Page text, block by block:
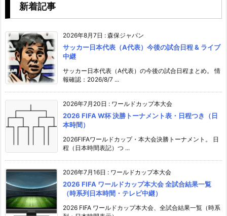
新着記事
2026年8月7日 : 森保ジャパン
サッカー日本代表（A代表）今後の試合日程 & ライブ
中継
サッカー日本代表（A代表）の今後の試合日程まとめ。 情
報確認：2026/8/7 ...
2026年7月20日 : ワールドカップ本大会
2026 FIFA W杯 決勝トーナメント表・日程つき（日
本時間）
2026FIFAワールドカップ・本大会決勝トーナメント。 日
程（日本時間表記）つ ...
2026年7月16日 : ワールドカップ本大会
2026 FIFA ワールドカップ本大会 全試合結果一覧
（時系列日本時間・テレビ中継）
2026 FIFA ワールドカップ本大会、全試合結果一覧（時系